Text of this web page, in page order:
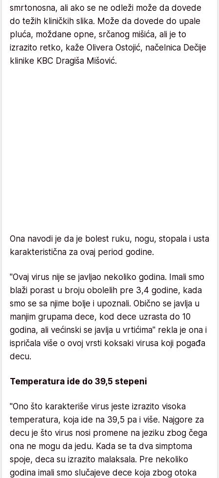
smrtonosna, ali ako se ne odleži može da dovede
do težih kliničkih slika. Može da dovede do upale
pluća, moždane opne, srčanog mišića, ali je to
izrazito retko, kaže Olivera Ostojić, načelnica Dečije
klinike KBC Dragiša Mišović.
Ona navodi je da je bolest ruku, nogu, stopala i usta
karakteristična za ovaj period godine.
"Ovaj virus nije se javljao nekoliko godina. Imali smo
blaži porast u broju obolelih pre 3,4 godine, kada
smo se sa njime bolje i upoznali. Obično se javlja u
manjim grupama dece, kod dece uzrasta do 10
godina, ali većinski se javlja u vrtićima" rekla je ona i
ispričala više o ovoj vrsti koksaki virusa koji pogađa
decu.
Temperatura ide do 39,5 stepeni
"Ono što karakteriše virus jeste izrazito visoka
temperatura, koja ide na 39,5 pa i više. Najgore za
decu je što virus nosi promene na jeziku zbog čega
ona ne mogu da jedu. Kada se ta dva simptoma
spoje, deca su izrazito malaksala. Pre nekoliko
godina imali smo slučajeve dece koja zbog otoka